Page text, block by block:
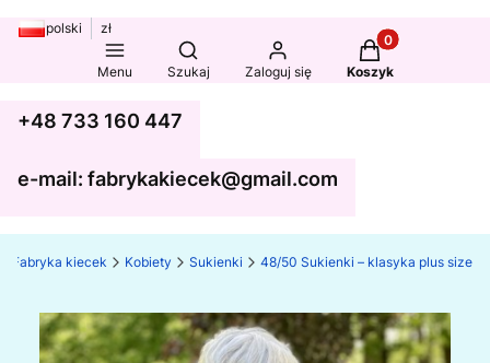
polski zł
Menu
Otwórz wyszukiwarkę
Szukaj Zaloguj się
Produkty w
Koszyk
+48 733 160 447
e-mail: fabrykakiecek@gmail.com
Fabryka kiecek Kobiety Sukienki 48/50 Sukienki – klasyka plus size